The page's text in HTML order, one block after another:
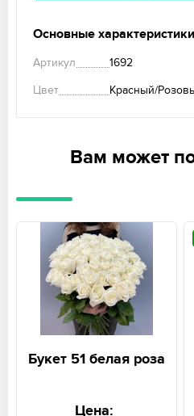
Основные характеристики
Артикул
1692
Цвет
Красный/
Вам может
Букет 51 белая роза
Цена: